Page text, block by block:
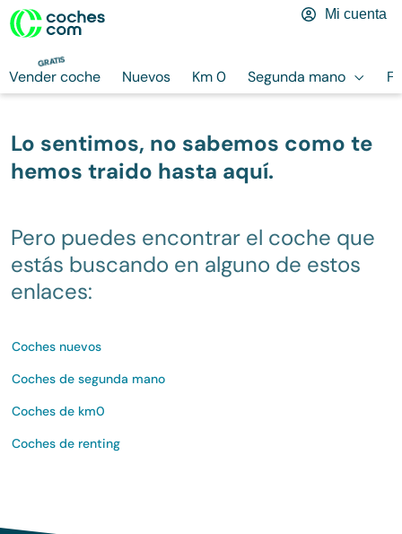
GRATIS
Vender coche Nuevos Km 0 Segunda mano
Mi cuenta
Lo sentimos, no sabemos como te
hemos traido hasta aquí.
Pero puedes encontrar el coche que
estás buscando en alguno de estos
enlaces:
Coches nuevos
Coches de segunda mano
Coches de km0
Coches de renting